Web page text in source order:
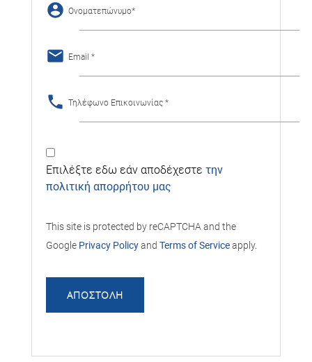
account_circle Ονοματεπώνυμο
email Email
phone Τηλέφωνο Επικοινωνίας
Επιλέξτε εδω εάν αποδέχεστε την
πολιτική απορρήτου μας
This site is protected by reCAPTCHA and the
Google Privacy Policyand Terms of Serviceapply.